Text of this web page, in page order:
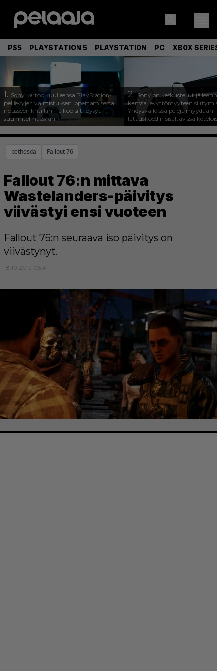
PS5 PLAYSTATION 5 PLAYSTATION PC XBOX
1. Sony kertoo kuulleensa PlayStation-
pelilevyjen valmistuksen lopettamisesta
nousseen kritiikin – aikoo silti pysyä
suunnitelmassaan
2.Sony on keskustellut
kanssa levyttömyyteen
Yhdysvalloissa pelejä myydään
latauskoodin sisältävissä
bethesda Fallout 76
Fallout 76:n mittava
Wastelanders-päivitys
viivästyi ensi vuoteen
Fallout 76:n seuraava iso päivitys on
viivästynyt.
18.10.2019 05:41